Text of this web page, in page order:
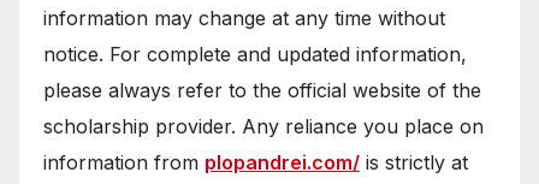
information may change at any time without
notice. For complete and updated information,
please always refer to the official website of the
scholarship provider. Any reliance you place on
information from plopandrei.com/ is strictly at